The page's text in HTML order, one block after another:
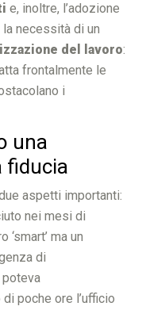
e, inoltre, l’adozione
la necessità di un
del lavoro:
frontalmente le
i
una
fiducia
aspetti importanti:
nei mesi di
‘smart’ ma un
di
poteva
poche ore l’ufficio